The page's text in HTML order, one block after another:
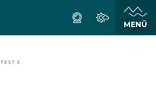
TEST 9